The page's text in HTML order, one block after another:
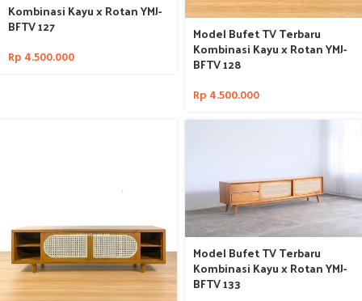
Kombinasi Kayu x Rotan YMJ-
BFTV 127
Rp 4.500.000
Model Bufet TV Terbaru
Kombinasi Kayu x Rotan YMJ-
BFTV 128
Rp 4.500.000
Model Bufet TV Terbaru
Kombinasi Kayu x Rotan YMJ-
BFTV 133